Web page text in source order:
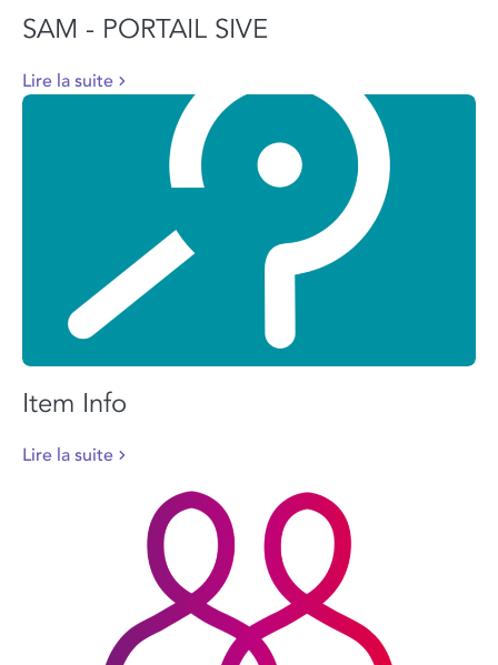
SAM - PORTAIL SIVE
Lire la suite
Item Info
Lire la suite